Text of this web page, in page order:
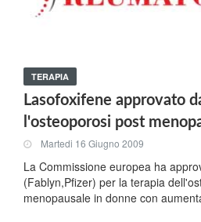
TERAPIA
Lasofoxifene approvato
l'osteoporosi post
Martedi 16 Giugno 2009
La Commissione europea ha
(Fablyn,Pfizer) per la terapia
menopausale in donne con